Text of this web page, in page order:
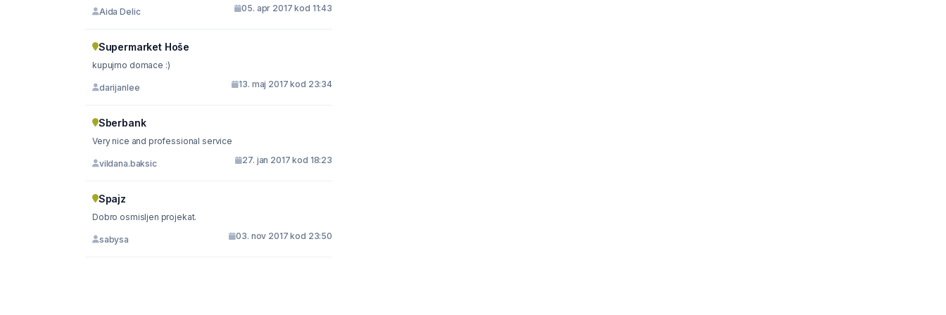
Aida Delic 05. apr 2017 kod 11:43
Supermarket Hoše
kupujmo domace :)
darijanlee 13. maj 2017 kod 23:34
Sberbank
Very nice and professional service
vildana.baksic 27. jan 2017 kod 18:23
Spajz
Dobro osmisljen projekat.
sabysa 03. nov 2017 kod 23:50